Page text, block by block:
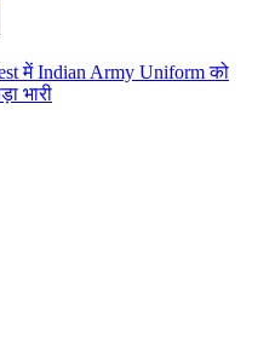
में Indian Army Uniform को
भारी